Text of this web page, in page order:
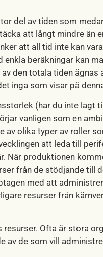
del av tiden som
att långt mindre än
att all tid inte kan
enkla beräkningar kan
den totala tiden ägnas
inga som visar på
(har du inte lagt
vanligen som en
olika typer av roller
att leda till
När produktionen
från de stödjande till
med att
resurser från
Ofta är stora
av de som vill